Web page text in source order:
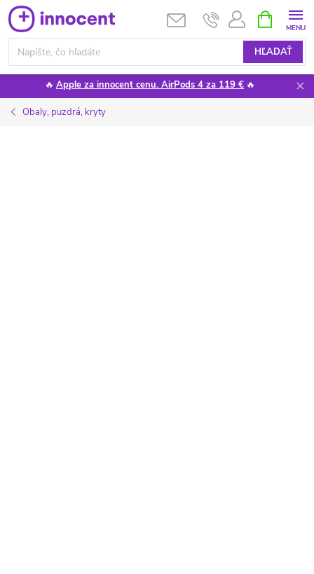
Prejsť
na
obsah
HĽADAŤ
KOŠÍK
🔥 Apple za innocent cenu. AirPods 4 za 119 € 🔥
Obaly, puzdrá, kryty